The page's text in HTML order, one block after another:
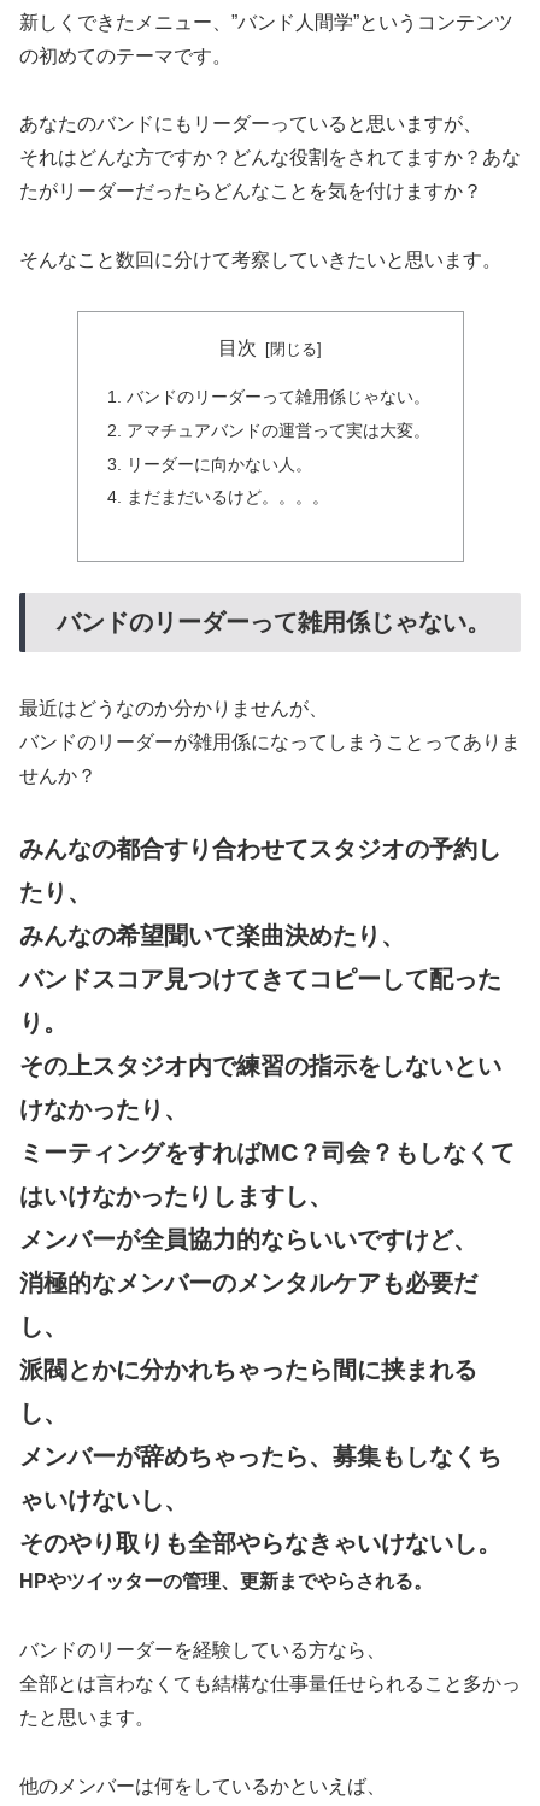
新しくできたメニュー、”バンド人間学”というコンテンツ
の初めてのテーマです。
あなたのバンドにもリーダーっていると思いますが、
それはどんな方ですか？どんな役割をされてますか？あな
たがリーダーだったらどんなことを気を付けますか？
そんなこと数回に分けて考察していきたいと思います。
目次
バンドのリーダーって雑用係じゃない。
アマチュアバンドの運営って実は大変。
リーダーに向かない人。
まだまだいるけど。。。。
バンドのリーダーって雑用係じゃない。
最近はどうなのか分かりませんが、
バンドのリーダーが雑用係になってしまうことってありま
せんか？
みんなの都合すり合わせてスタジオの予約し
たり、
みんなの希望聞いて楽曲決めたり、
バンドスコア見つけてきてコピーして配った
り。
その上スタジオ内で練習の指示をしないとい
けなかったり、
ミーティングをすればMC？司会？もしなくて
はいけなかったりしますし、
メンバーが全員協力的ならいいですけど、
消極的なメンバーのメンタルケアも必要だ
し、
派閥とかに分かれちゃったら間に挟まれる
し、
メンバーが辞めちゃったら、募集もしなくち
ゃいけないし、
そのやり取りも全部やらなきゃいけないし。
HPやツイッターの管理、更新までやらされる。
バンドのリーダーを経験している方なら、
全部とは言わなくても結構な仕事量任せられること多かっ
たと思います。
他のメンバーは何をしているかといえば、